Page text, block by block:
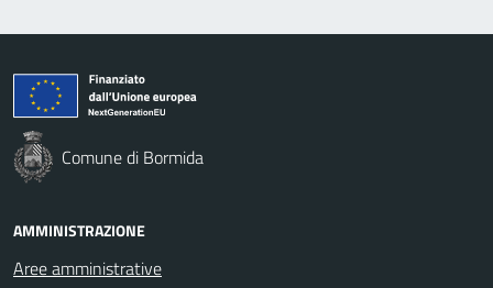
Comune di Bormida
AMMINISTRAZIONE
Aree amministrative